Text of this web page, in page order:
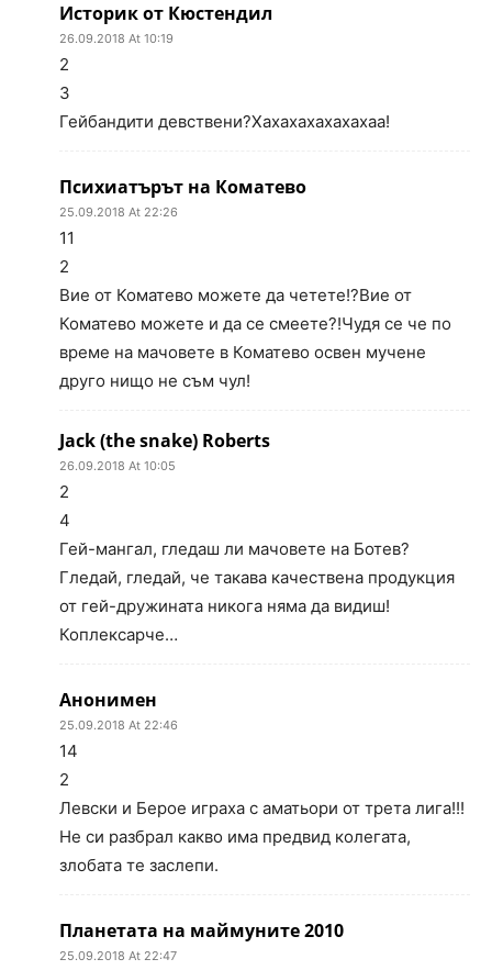
Историк от Кюстендил
26.09.2018 At 10:19
2
3
Гейбандити девствени?Хахахахахахахаа!
Психиатърът на Коматево
25.09.2018 At 22:26
11
2
Вие от Коматево можете да четете!?Вие от
Коматево можете и да се смеете?!Чудя се че по
време на мачовете в Коматево освен мучене
друго нищо не съм чул!
Jack (the snake) Roberts
26.09.2018 At 10:05
2
4
Гей-мангал, гледаш ли мачовете на Ботев?
Гледай, гледай, че такава качествена продукция
от гей-дружината никога няма да видиш!
Коплексарче…
Анонимен
25.09.2018 At 22:46
14
2
Левски и Берое играха с аматьори от трета лига!!!
Не си разбрал какво има предвид колегата,
злобата те заслепи.
Планетата на маймуните 2010
25.09.2018 At 22:47